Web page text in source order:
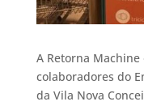
A Retorna
colaboradores do
da Vila Nova